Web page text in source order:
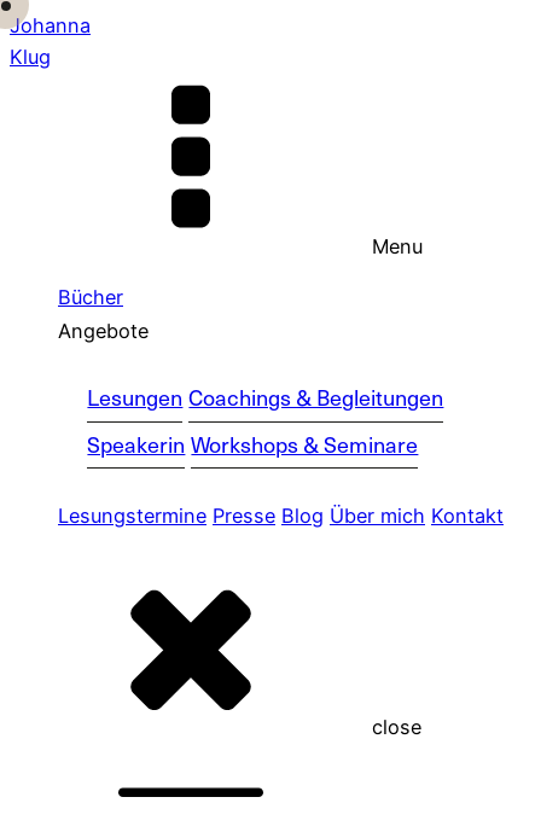
Johanna
Klug
Menu
Bücher
Angebote
Lesungen Coachings & Begleitungen
Speakerin Workshops & Seminare
Lesungstermine Presse Blog Über mich Kontakt
close